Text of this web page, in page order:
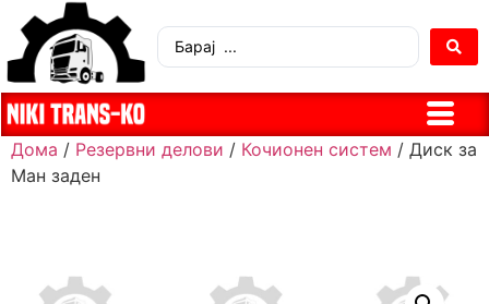
Дома / Резервни делови / Кочионен систем / Диск за
Ман заден